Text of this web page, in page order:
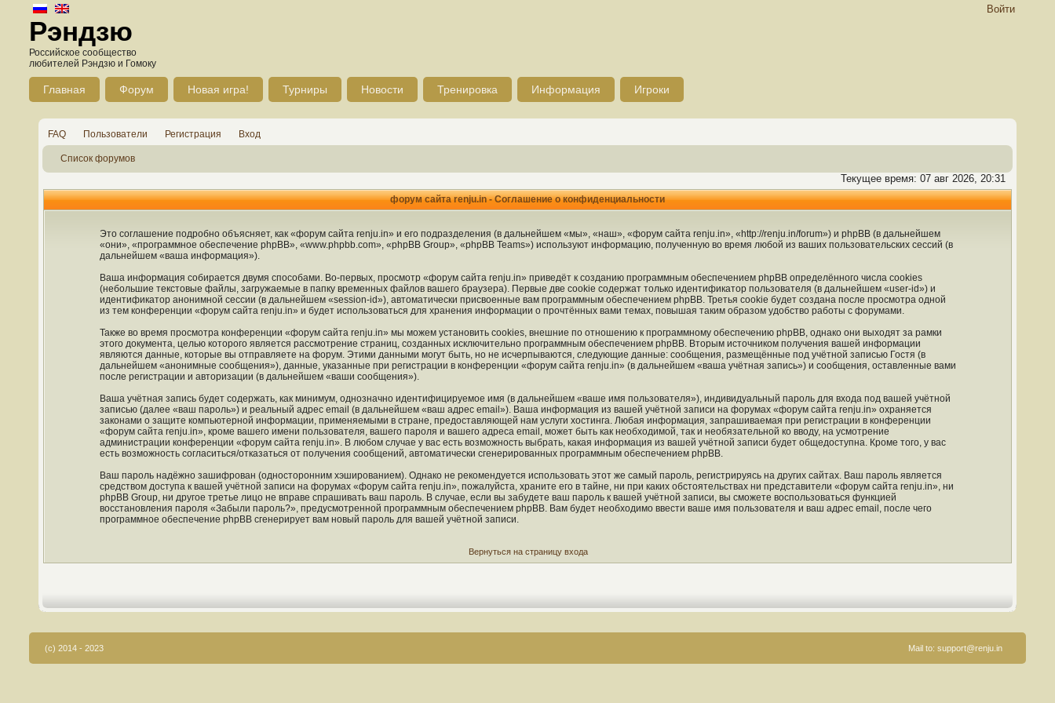
Войти
Рэндзю
Российское сообщество
любителей Рэндзю и Гомоку
Главная Форум Новая игра! Турниры Новости Тренировка Информация Игроки
FAQ Пользователи Регистрация Вход
Список форумов
Текущее время: 07 авг 2026, 20:31
форум сайта renju.in - Соглашение о конфиденциальности
Это соглашение подробно объясняет, как «форум сайта renju.in» и его подразделения (в дальнейшем «мы», «наш», «форум сайта renju.in», «http://renju.in/forum») и phpBB (в дальнейшем
«они», «программное обеспечение phpBB», «www.phpbb.com», «phpBB Group», «phpBB Teams») используют информацию, полученную во время любой из ваших пользовательских сессий (в
дальнейшем «ваша информация»).
Ваша информация собирается двумя способами. Во-первых, просмотр «форум сайта renju.in» приведёт к созданию программным обеспечением phpBB определённого числа cookies
(небольшие текстовые файлы, загружаемые в папку временных файлов вашего браузера). Первые две cookie содержат только идентификатор пользователя (в дальнейшем «user-id») и
идентификатор анонимной сессии (в дальнейшем «session-id»), автоматически присвоенные вам программным обеспечением phpBB. Третья cookie будет создана после просмотра одной
из тем конференции «форум сайта renju.in» и будет использоваться для хранения информации о прочтённых вами темах, повышая таким образом удобство работы с форумами.
Также во время просмотра конференции «форум сайта renju.in» мы можем установить cookies, внешние по отношению к программному обеспечению phpBB, однако они выходят за рамки
этого документа, целью которого является рассмотрение страниц, созданных исключительно программным обеспечением phpBB. Вторым источником получения вашей информации
являются данные, которые вы отправляете на форум. Этими данными могут быть, но не исчерпываются, следующие данные: сообщения, размещённые под учётной записью Гостя (в
дальнейшем «анонимные сообщения»), данные, указанные при регистрации в конференции «форум сайта renju.in» (в дальнейшем «ваша учётная запись») и сообщения, оставленные вами
после регистрации и авторизации (в дальнейшем «ваши сообщения»).
Ваша учётная запись будет содержать, как минимум, однозначно идентифицируемое имя (в дальнейшем «ваше имя пользователя»), индивидуальный пароль для входа под вашей учётной
записью (далее «ваш пароль») и реальный адрес email (в дальнейшем «ваш адрес email»). Ваша информация из вашей учётной записи на форумах «форум сайта renju.in» охраняется
законами о защите компьютерной информации, применяемыми в стране, предоставляющей нам услуги хостинга. Любая информация, запрашиваемая при регистрации в конференции
«форум сайта renju.in», кроме вашего имени пользователя, вашего пароля и вашего адреса email, может быть как необходимой, так и необязательной ко вводу, на усмотрение
администрации конференции «форум сайта renju.in». В любом случае у вас есть возможность выбрать, какая информация из вашей учётной записи будет общедоступна. Кроме того, у вас
есть возможность согласиться/отказаться от получения сообщений, автоматически сгенерированных программным обеспечением phpBB.
Ваш пароль надёжно зашифрован (односторонним хэшированием). Однако не рекомендуется использовать этот же самый пароль, регистрируясь на других сайтах. Ваш пароль является
средством доступа к вашей учётной записи на форумах «форум сайта renju.in», пожалуйста, храните его в тайне, ни при каких обстоятельствах ни представители «форум сайта renju.in», ни
phpBB Group, ни другое третье лицо не вправе спрашивать ваш пароль. В случае, если вы забудете ваш пароль к вашей учётной записи, вы сможете воспользоваться функцией
восстановления пароля «Забыли пароль?», предусмотренной программным обеспечением phpBB. Вам будет необходимо ввести ваше имя пользователя и ваш адрес email, после чего
программное обеспечение phpBB сгенерирует вам новый пароль для вашей учётной записи.
Вернуться на страницу входа
(c) 2014 - 2023 Mail to: support@renju.in